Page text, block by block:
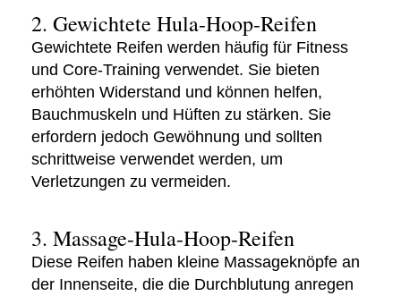
2. Gewichtete Hula-Hoop-Reifen
Gewichtete Reifen werden häufig für Fitness
und Core-Training verwendet. Sie bieten
erhöhten Widerstand und können helfen,
Bauchmuskeln und Hüften zu stärken. Sie
erfordern jedoch Gewöhnung und sollten
schrittweise verwendet werden, um
Verletzungen zu vermeiden.
3. Massage-Hula-Hoop-Reifen
Diese Reifen haben kleine Massageknöpfe an
der Innenseite, die die Durchblutung anregen